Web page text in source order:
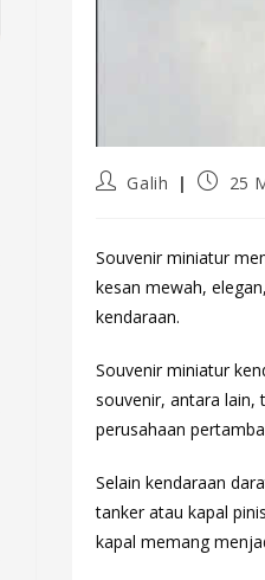
Galih 25
Souvenir miniatur
kesan mewah,
kendaraan.
Souvenir miniatur
souvenir, antara lain,
perusahaan
Selain kendaraan
tanker atau kapal
kapal memang